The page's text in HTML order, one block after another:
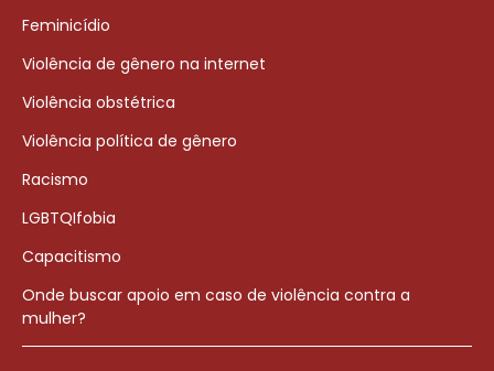
Feminicídio
Violência de gênero na internet
Violência obstétrica
Violência política de gênero
Racismo
LGBTQIfobia
Capacitismo
Onde buscar apoio em caso de violência contra a
mulher?